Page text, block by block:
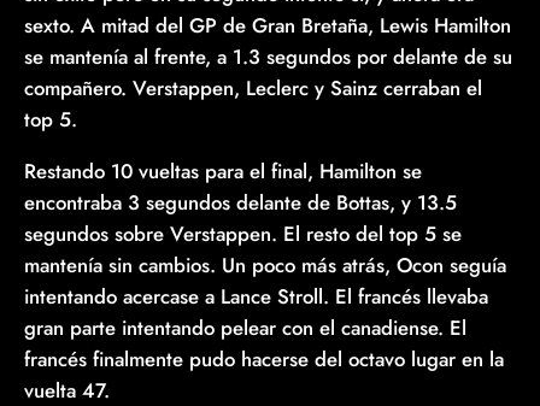
sexto. A mitad del GP de Gran Bretaña, Lewis Hamilton
se mantenía al frente, a 1.3 segundos por delante de su
compañero. Verstappen, Leclerc y Sainz cerraban el
top 5.
Restando 10 vueltas para el final, Hamilton se
encontraba 3 segundos delante de Bottas, y 13.5
segundos sobre Verstappen. El resto del top 5 se
mantenía sin cambios. Un poco más atrás, Ocon seguía
intentando acercase a Lance Stroll. El francés llevaba
gran parte intentando pelear con el canadiense. El
francés finalmente pudo hacerse del octavo lugar en la
vuelta 47.